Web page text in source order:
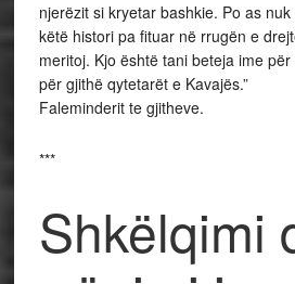
njerëzit si kryetar bashkie. Po as
këtë histori pa fituar në rrugën e
meritoj. Kjo është tani beteja ime
për gjithë qytetarët e Kavajës.”
Faleminderit te gjitheve.
***
Shkëlqimi